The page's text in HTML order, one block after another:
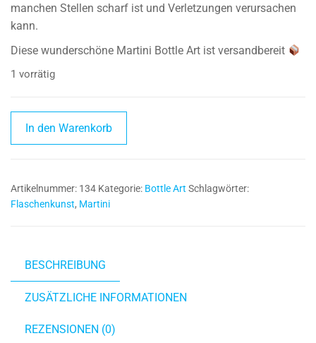
manchen Stellen scharf ist und Verletzungen verursachen
kann.
Diese wunderschöne Martini Bottle Art ist versandbereit
1 vorrätig
I
Bilderrahmen
Menge
In den Warenkorb
Artikelnummer: 134 Kategorie: Bottle Art Schlagwörter:
Flaschenkunst, Martini
BESCHREIBUNG
ZUSÄTZLICHE INFORMATIONEN
REZENSIONEN (0)